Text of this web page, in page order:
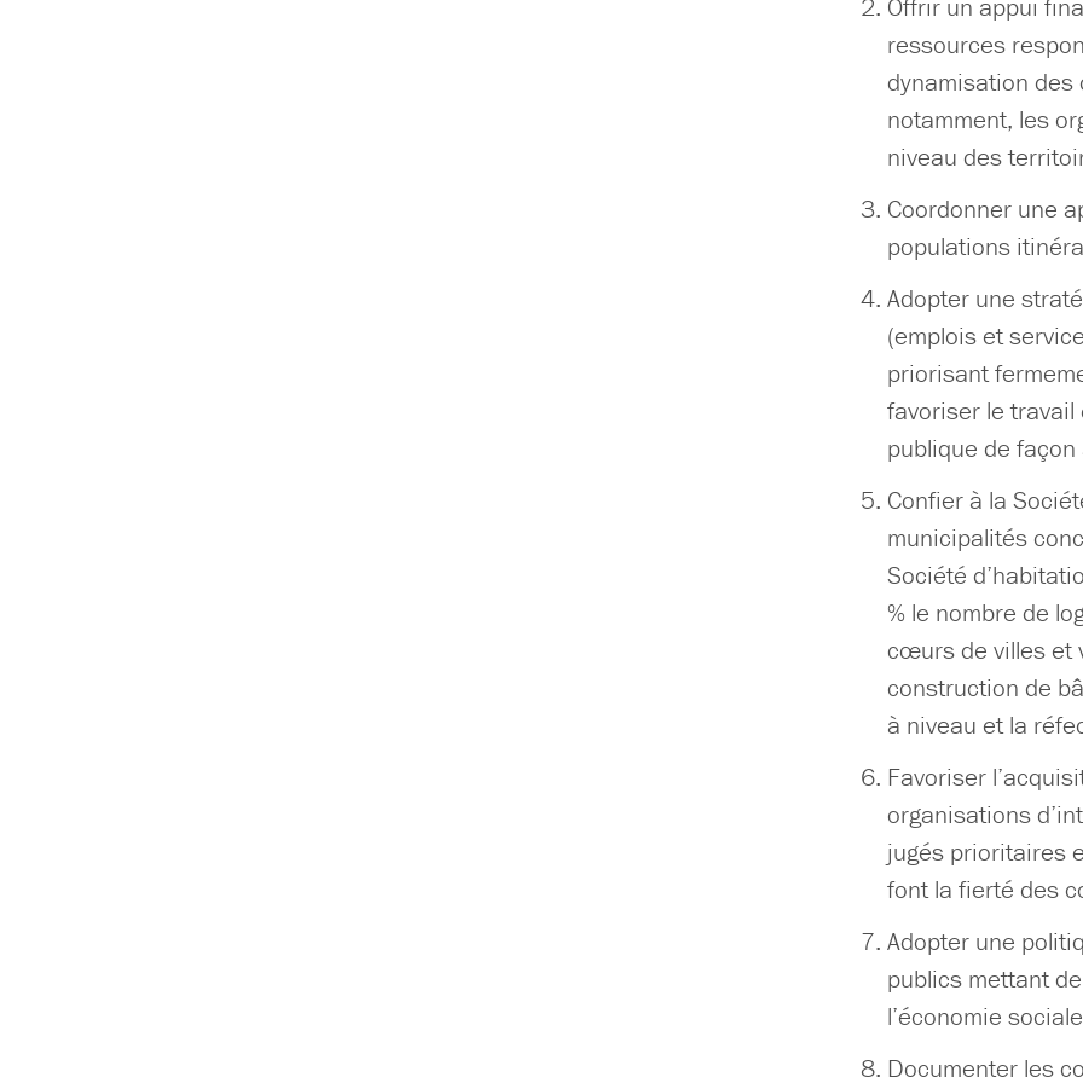
Offrir un appui
ressources
dynamisation
notamment, les
niveau des
Coordonner une
populations
Adopter une
(emplois et
priorisant
favoriser le
publique de
Confier à la
municipalités
Société
% le nombre de
cœurs de villes et
construction de
à niveau et la
Favoriser
organisations
jugés prioritaires
font la fierté des
Adopter une
publics mettant
l’économie
Documenter les